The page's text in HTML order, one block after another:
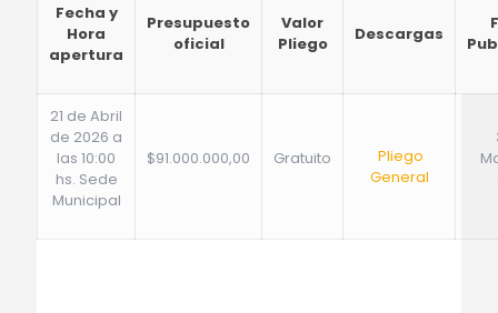
Fecha y
Hora
apertura
Presupuesto
oficial
Valor
Pliego
Descargas
21 de Abril
de 2026 a
las 10:00
hs. Sede
Municipal
$91.000.000,00 Gratuito
Pliego
General